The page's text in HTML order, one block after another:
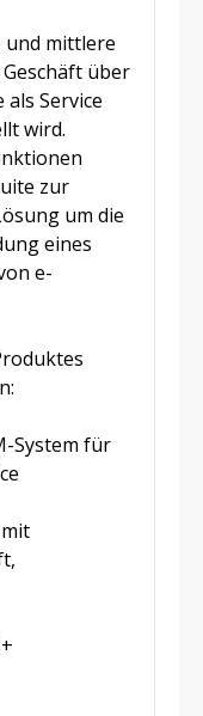
und mittlere
über
Service
wird.
zur
um die
eines
e-
System für